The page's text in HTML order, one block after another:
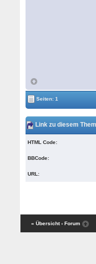
Seiten: 1
Link zu diesem
HTML Code:
BBCode:
URL:
« Übersicht ‹ Forum